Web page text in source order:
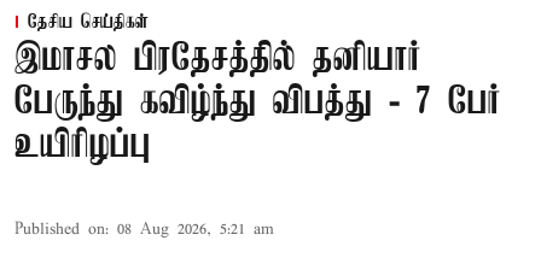
தேசிய செய்திகள்
இமாசல பிரதேசத்தில் தனியார்
பேருந்து கவிழ்ந்து விபத்து - 7 பேர்
உயிரிழப்பு
Published on: 08 Aug 2026, 5:21 am